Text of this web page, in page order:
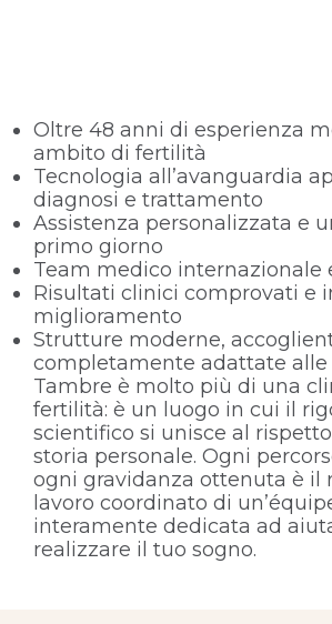
Oltre 48 anni di esperienza
ambito di fertilità
Tecnologia all’avanguardia
diagnosi e trattamento
Assistenza personalizzata e
primo giorno
Team medico internazionale
Risultati clinici comprovati e
miglioramento
Strutture moderne,
completamente adattate alle
Tambre è molto più di una
fertilità: è un luogo in cui il
scientifico si unisce al
storia personale. Ogni
ogni gravidanza ottenuta è il
lavoro coordinato di
interamente dedicata ad
realizzare il tuo sogno.